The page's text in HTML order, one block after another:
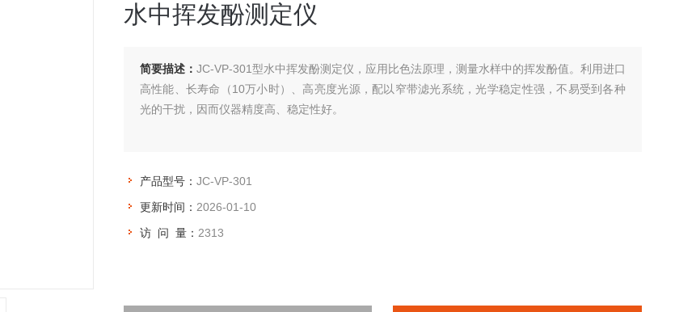
水中挥发酚测定仪
简要描述： JC-VP-301型水中挥发酚测定仪，应用比色法原理，测量水样中的挥发酚值。利用进口
高性能、长寿命（10万小时）、高亮度光源，配以窄带滤光系统，光学稳定性强，不易受到各种
光的干扰，因而仪器精度高、稳定性好。
产品型号： JC-VP-301
更新时间： 2026-01-10
访 问 量： 2313